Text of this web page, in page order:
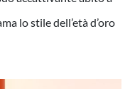
lo stile dell’età d’oro